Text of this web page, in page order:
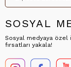
SOSYAL
Sosyal medyaya özel
fırsatları yakala!